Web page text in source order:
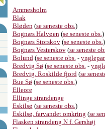
Ammesholm
Blak
Bløden(se seneste obs.)
Bognæs Halvøen(se seneste obs.)
Bognæs Storskov(se seneste obs.)
Bognæs Vesterskov(se seneste
Bolund(se seneste obs.-
Bredvig Sø (se seneste obs.-
Bredvig, Roskilde fjord(se
Bue Sø (se seneste obs.)
Elleore
Ellinge strandenge
Eskilsø (se seneste obs.)
Eskilsø, farvandet omkring (se
Flasken strandeng N f. Gershøj